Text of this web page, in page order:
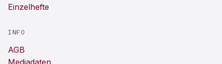
Einzelhefte
INFO
AGB
Mediadaten